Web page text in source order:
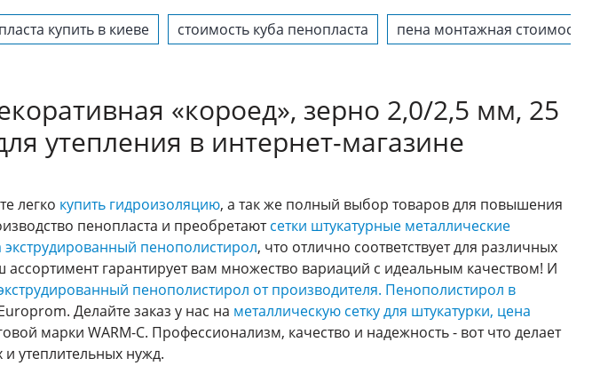
купить в киеве стоимость куба пенопласта пена монтажная стоимость
«короед», зерно 2,0/2,5 мм, 25
утепления в интернет-магазине
легко купить гидроизоляцию, а так же полный выбор товаров для повышения
пенопласта и преобретаютсетки штукатурные металлические
пенополистирол, что отлично соответствует для различных
ассортимент гарантирует вам множество вариаций с идеальным качеством! И
пенополистирол от производителя. Пенополистирол в
Делайте заказ у нас на металлическую сетку для штукатурки, цена
марки WARM-C. Профессионализм, качество и надежность - вот что делает
утеплительных нужд.